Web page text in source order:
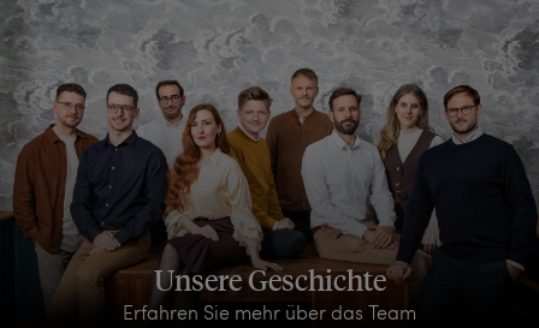
Unsere Geschichte
Erfahren Sie mehr über das Team